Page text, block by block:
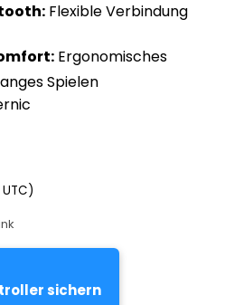
Flexible Verbindung
Ergonomisches
Spielen
sichern